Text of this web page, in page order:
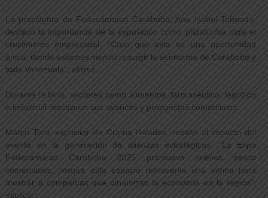
La presidenta de Fedecámaras Carabobo, Ana Isabel Taboada,
destacó la importancia de la exposición como plataforma para el
crecimiento empresarial. “Creo que esta es una oportunidad
única, donde estamos viendo resurgir la economía de Carabobo y
toda Venezuela”, afirmó.
Durante la feria, sectores como alimentos, farmacéutico, logístico
e industrial mostraron sus avances y propuestas comerciales.
Marco Toro, expositor de Crema Helados, resaltó el impacto del
evento en la generación de alianzas estratégicas. “La Expo
Fedecámaras Carabobo 2025 promueve nuevos nexos
comerciales, porque este espacio representa una vitrina para
mostrar a compañías que dinamizan la economía en la región”,
explicó.